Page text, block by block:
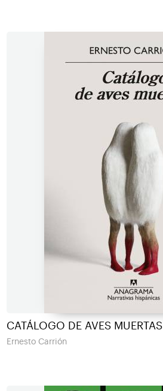
CATÁLOGO DE AVES MUERTAS
Ernesto Carrión